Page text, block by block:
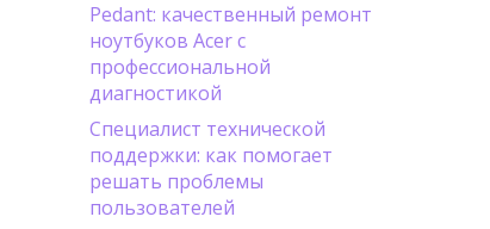
Pedant: качественный ремонт
ноутбуков Acer с
профессиональной
диагностикой
Специалист технической
поддержки: как помогает
решать проблемы
пользователей